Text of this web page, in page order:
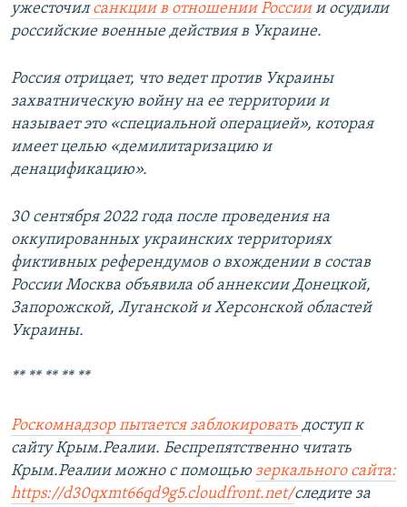
ужесточилсанкции в отношении Россиии осудили
российские военные действия в Украине.
Россия отрицает, что ведет против Украины
захватническую войну на ее территории и
называет это «специальной операцией», которая
имеет целью «демилитаризацию и
денацификацию».
30 сентября 2022 года после проведения на
оккупированных украинских территориях
фиктивных референдумов о вхождении в состав
России Москва объявила об аннексии Донецкой,
Запорожской, Луганской и Херсонской областей
Украины.
** ** ** ** **
Роскомнадзор пытается заблокировать доступ к
сайту Крым.Реалии. Беспрепятственно читать
Крым.Реалии можно с помощью зеркального сайта:
https://d30qxmt66qd9g5.cloudfront.net/следите за